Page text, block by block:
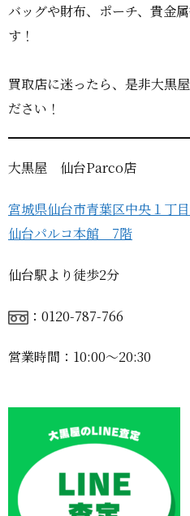
バッグや財布、ポーチ、貴金
す！
買取店に迷ったら、是非大黒
ださい！
大黒屋 仙台Parco店
宮城県仙台市青葉区中央１丁
仙台パルコ本館 7階
仙台駅より徒歩2分
：0120-787-766
営業時間：10:00〜20:30